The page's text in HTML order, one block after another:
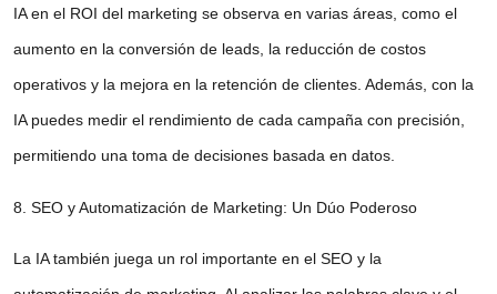
IA en el ROI del marketing se observa en varias áreas, como el
aumento en la conversión de leads, la reducción de costos
operativos y la mejora en la retención de clientes. Además, con la
IA puedes medir el rendimiento de cada campaña con precisión,
permitiendo una toma de decisiones basada en datos.
8. SEO y Automatización de Marketing: Un Dúo Poderoso
La IA también juega un rol importante en el SEO y la